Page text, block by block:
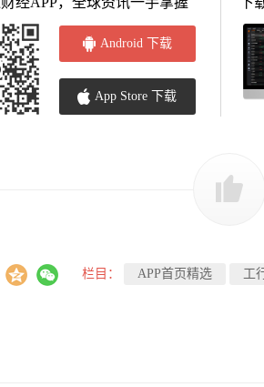
Android 下载
App Store 下载
栏目： APP首页精选 工